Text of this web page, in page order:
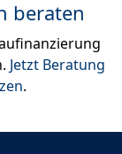
beraten
Jetzt Beratung
.